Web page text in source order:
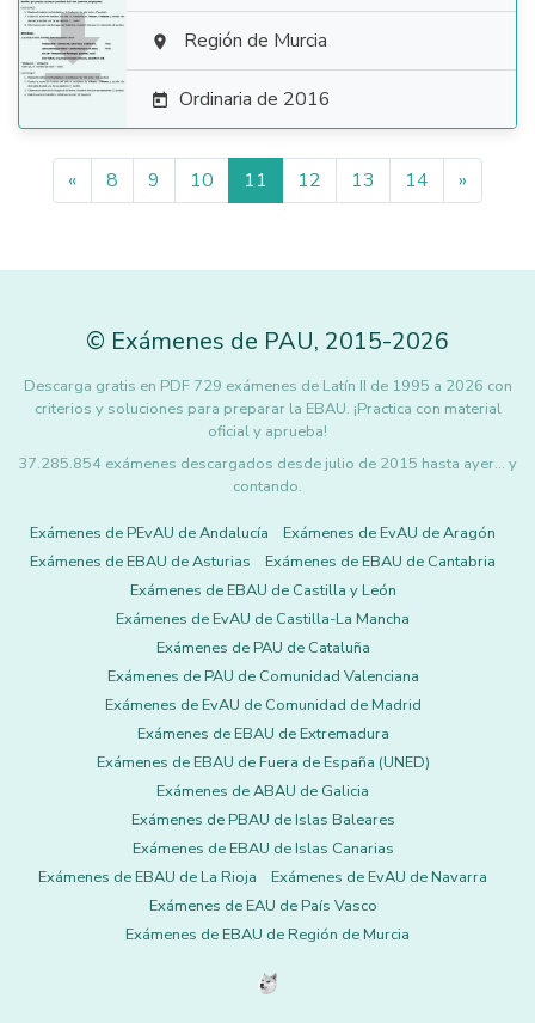
  Región de Murcia
 Ordinaria de 2016
« 8 9 10 11 12 13 14 »
© Exámenes de PAU, 2015-2026
Descarga gratis en PDF 729 exámenes de Latín II de 1995 a 2026 con
criterios y soluciones para preparar la EBAU. ¡Practica con material
oficial y aprueba!
37.285.854 exámenes descargados desde julio de 2015 hasta ayer... y
contando.
Exámenes de PEvAU de Andalucía
Exámenes de EvAU de Aragón
Exámenes de EBAU de Asturias
Exámenes de EBAU de Cantabria
Exámenes de EBAU de Castilla y León
Exámenes de EvAU de Castilla-La Mancha
Exámenes de PAU de Cataluña
Exámenes de PAU de Comunidad Valenciana
Exámenes de EvAU de Comunidad de Madrid
Exámenes de EBAU de Extremadura
Exámenes de EBAU de Fuera de España (UNED)
Exámenes de ABAU de Galicia
Exámenes de PBAU de Islas Baleares
Exámenes de EBAU de Islas Canarias
Exámenes de EBAU de La Rioja
Exámenes de EvAU de Navarra
Exámenes de EAU de País Vasco
Exámenes de EBAU de Región de Murcia